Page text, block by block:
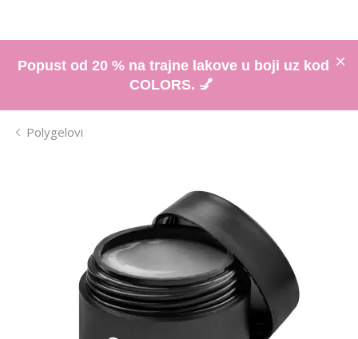
Popust od 20 % na trajne lakove u boji uz kod
COLORS. 💅
Polygelovi